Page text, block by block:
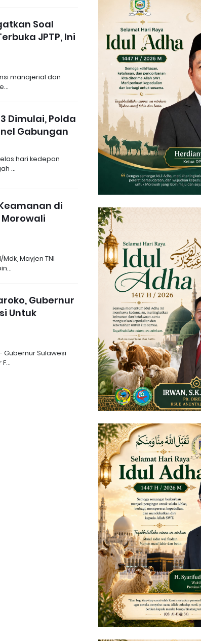
Soal
JPTP, Ini
manajerial dan
Dimulai, Polda
Gabungan
hari kedepan
…
di
Mayjen TNI
Gubernur
Untuk
Gubernur Sulawesi
F…